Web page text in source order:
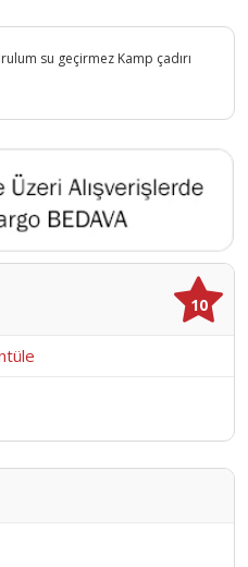
su geçirmez Kamp çadırı
10